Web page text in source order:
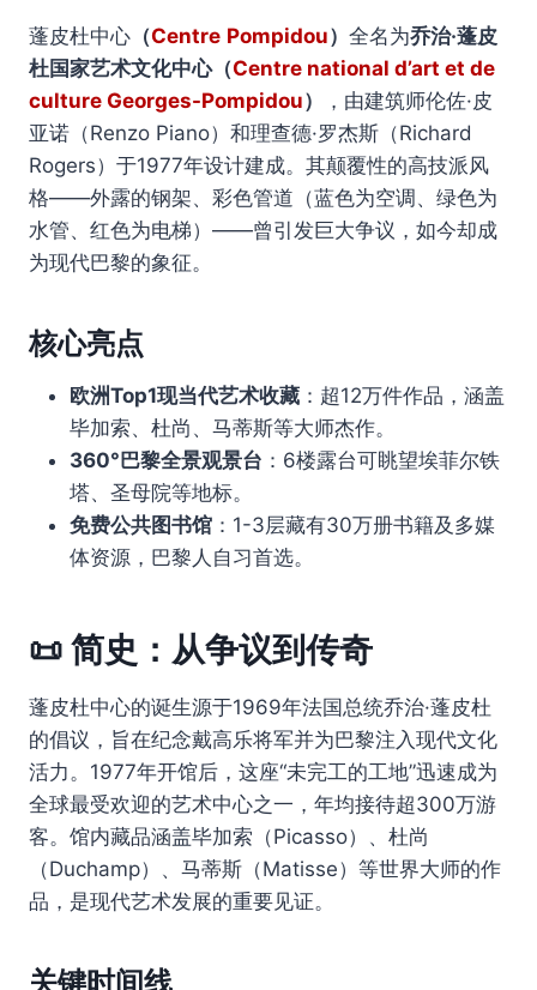
蓬皮杜中心 （Centre Pompidou） 全名为乔治·蓬皮
杜国家艺术文化中心（Centre national d’art et de
culture Georges-Pompidou）
，由建筑师伦佐·皮
亚诺（Renzo Piano）和理查德·罗杰斯（Richard
Rogers）于1977年设计建成。其颠覆性的高技派风
格——外露的钢架、彩色管道（蓝色为空调、绿色为
水管、红色为电梯）——曾引发巨大争议，如今却成
为现代巴黎的象征。
核心亮点
欧洲Top1现当代艺术收藏 ：超12万件作品，涵盖
毕加索、杜尚、马蒂斯等大师杰作。
360°巴黎全景观景台 ：6楼露台可眺望埃菲尔铁
塔、圣母院等地标。
免费公共图书馆 ：1-3层藏有30万册书籍及多媒
体资源，巴黎人自习首选。
📜 简史：从争议到传奇
蓬皮杜中心的诞生源于1969年法国总统乔治·蓬皮杜
的倡议，旨在纪念戴高乐将军并为巴黎注入现代文化
活力。1977年开馆后，这座“未完工的工地”迅速成为
全球最受欢迎的艺术中心之一，年均接待超300万游
客。馆内藏品涵盖毕加索（Picasso）、杜尚
（Duchamp）、马蒂斯（Matisse）等世界大师的作
品，是现代艺术发展的重要见证。
关键时间线